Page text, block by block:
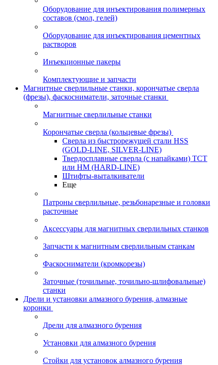
Оборудование для инъектирования полимерных
составов (смол, гелей)
Оборудование для инъектирования цементных
растворов
Инъекционные пакеры
Комплектующие и запчасти
Магнитные сверлильные станки, корончатые сверла
(фрезы), фаскосниматели, заточные станки
Магнитные сверлильные станки
Корончатые сверла (кольцевые фрезы)
Сверла из быстрорежущей стали HSS
(GOLD-LINE, SILVER-LINE)
Твердосплавные сверла (с напайками) ТСТ
или HM (HARD-LINE)
Штифты-выталкиватели
Еще
Патроны сверлильные, резьбонарезные и головки
расточные
Аксессуары для магнитных сверлильных станков
Запчасти к магнитным сверлильным станкам
Фаскосниматели (кромкорезы)
Заточные (точильные, точильно-шлифовальные)
станки
Дрели и установки алмазного бурения, алмазные
коронки
Дрели для алмазного бурения
Установки для алмазного бурения
Стойки для установок алмазного бурения